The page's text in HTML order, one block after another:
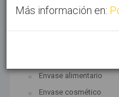
Más información en:
TECNOLOGÍAS
Envase alimentario
Envase cosmético